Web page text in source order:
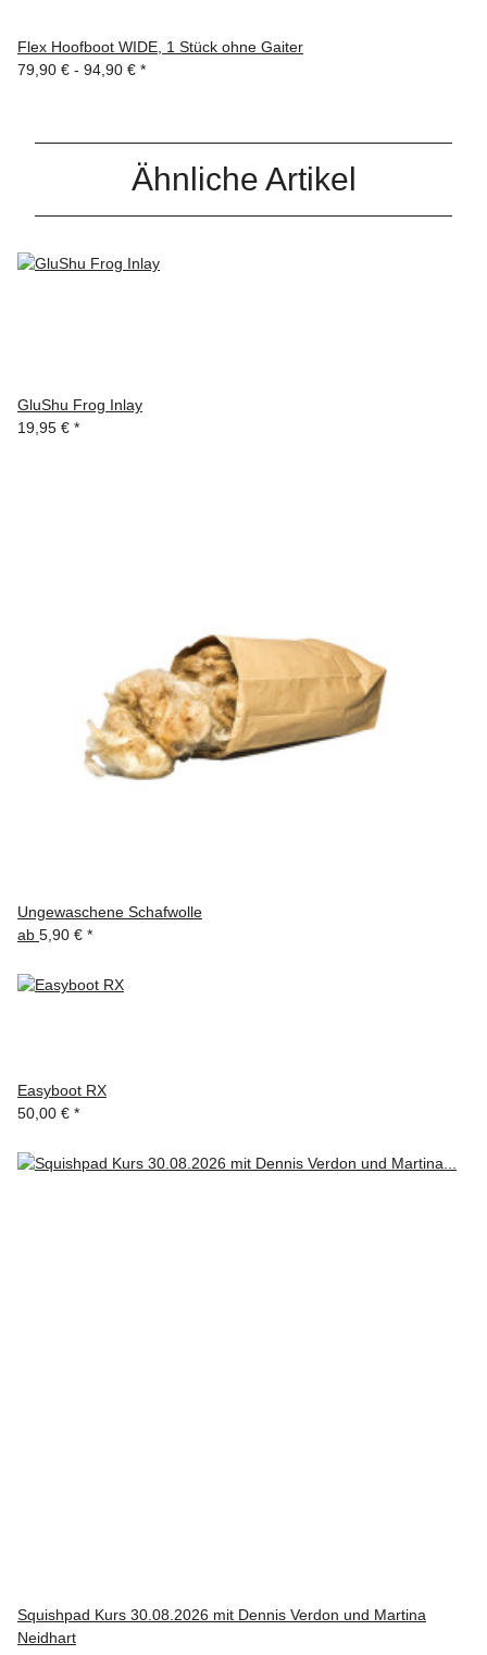
Flex Hoofboot WIDE, 1 Stück ohne Gaiter
79,90 € - 94,90 € *
Ähnliche Artikel
GluShu Frog Inlay
19,95 € *
Ungewaschene Schafwolle
ab 5,90 € *
Easyboot RX
50,00 € *
Squishpad Kurs 30.08.2026 mit Dennis Verdon und Martina
Neidhart